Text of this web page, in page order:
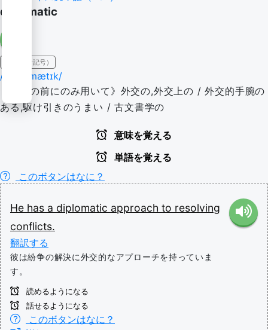
diplomatic
IPA（発音記号）
/dɪpləˈmætɪk/
《名詞の前にのみ用いて》外交の,外交上の / 外交的手腕の
ある,駆け引きのうまい / 古文書学の
意味を覚える
単語を覚える
このボタンはなに？
He has a diplomatic approach to resolving
conflicts.
翻訳する
彼は紛争の解決に外交的なアプローチを持っていま
す。
読めるようになる
話せるようになる
このボタンはなに？